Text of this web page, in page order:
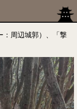
：周辺城郭）、「撃